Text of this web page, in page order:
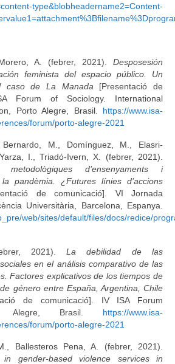
type&blobheadername2=Content-
A. (febrer, 2021). Desposesión
feminista del espacio público. Un
caso de La Manada [Presentació de
Forum of Sociology. International
Porto Alegre, Brasil. https://www.isa-
forum/porto-alegre-2021
Bernardo, M., Domínguez, M., Elasri-
I., Triadó-Ivern, X. (febrer, 2021).
metodològiques d’ensenyaments i
pandèmia. ¿Futures línies d’accions
de comunicació]. VI Jornada
Universitària, Barcelona, Espanya.
web/sites/default/files/docs/redice/
2021).La debilidad de las
en el análisis comparativo de las
Factores explicativos de los tiempos de
género entre España, Argentina, Chile
de comunicació]. IV ISA Forum
Alegre, Brasil. https://www.isa-
forum/porto-alegre-2021
Ballesteros Pena, A. (febrer, 2021).
in gender-based violence services in